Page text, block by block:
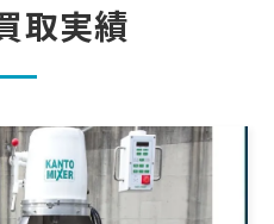
取実績